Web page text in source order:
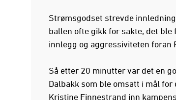
Strømsgodset strevde
ballen ofte gikk for sakte, det
innlegg og aggressiviteten foran
Så etter 20 minutter var det en
Dalbakk som ble omsatt i mål
Kristine Finnestrand inn